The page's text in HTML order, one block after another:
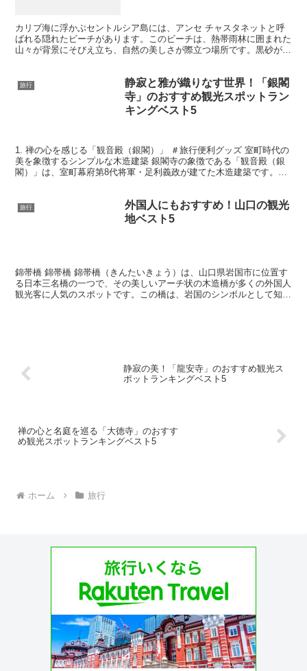
カリブ海に浮かぶセントルシア島には、アンセ チャスタネットと呼
ばれる隠れたビーチがあります。このビーチは、熱帯雨林に囲まれた
山々が背景にそびえ立ち、自然の美しさが際立つ場所です。黒砂が特
旅行
静寂と雅が織りなす世界！「銀閣
寺」のおすすめ観光スポットラン
キングベスト5
1. 禅の心を感じる「観音殿（銀閣）」 ＃旅行便利グッズ 室町時代の
美を象徴するシンプルな木造建築 銀閣寺の象徴である「観音殿（銀
閣）」は、室町幕府第8代将軍・足利義政が建てた木造建築です。そ
旅行
外国人にもおすすめ！山口の観光
地ベスト5
錦帯橋 錦帯橋 錦帯橋（きんたいきょう）は、山口県岩国市に位置す
る日本三名橋の一つで、その美しいアーチ状の木造橋が多くの外国人
観光客に人気のスポットです。この橋は、岩国のシンボルとして知ら
静寂の美！「龍安寺」のおすすめ観光ス
ポットランキングベスト5
禅の心と名庭を巡る「大徳寺」のおすす
め観光スポットランキングベスト5
ホーム 旅行